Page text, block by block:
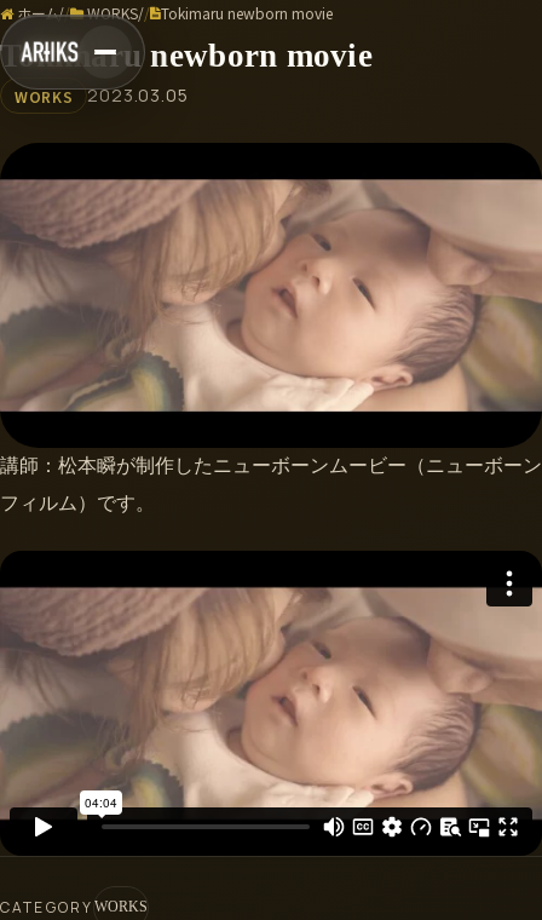
ホーム/ WORKS/ Tokimaru newborn movie
Tokimaru newborn movie
WORKS 2023.03.05
講師：松本瞬が制作したニューボーンムービー（ニューボーン
フィルム）です。
CATEGORY WORKS